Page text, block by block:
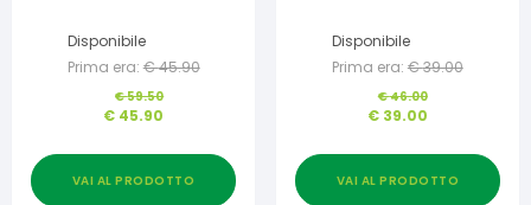
Disponibile
Prima era: €45.90
€59.50
€ 45.90
VAI AL PRODOTTO
Disponibile
Prima era: €39.00
€46.00
€ 39.00
VAI AL PRODOTTO